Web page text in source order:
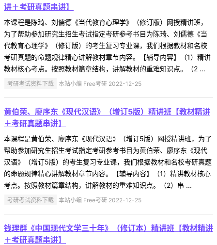
讲＋考研真题串讲】
本课程是陈琦、刘儒德《当代教育心理学》（修订版）网授精讲班，
为了帮助参加研究生招生考试指定考研参考书目为陈琦、刘儒德《当
代教育心理学》（修订版）的考生复习专业课，我们根据教材和名校
考研真题的命题规律精心讲解教材章节内容。【辅导内容】（1）精讲
教材核心考点。按照教材篇章结构，讲解教材的重难知识点。（2 ...
考研考试资料下载 本站小编 Free考研 2022-12-25
黄伯荣、廖序东《现代汉语》（增订5版）精讲班【教材精讲
＋考研真题串讲】
本课程是黄伯荣、廖序东《现代汉语》（增订5版）网授精讲班，为了
帮助参加研究生招生考试指定考研参考书目为黄伯荣、廖序东《现代
汉语》（增订5版）的考生复习专业课，我们根据教材和名校考研真题
的命题规律精心讲解教材章节内容。【辅导内容】（1）精讲教材核心
考点。按照教材篇章结构，讲解教材的重难知识点。（2）串 ...
考研考试资料下载 本站小编 Free考研 2022-12-25
钱理群《中国现代文学三十年》（修订本）精讲班【教材精讲
＋考研真题串讲】